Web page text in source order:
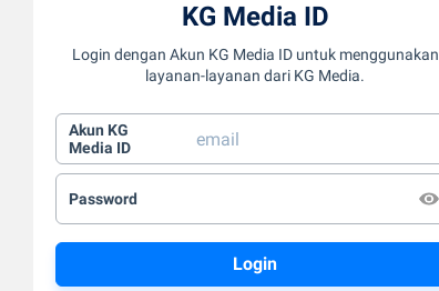
KG Media ID
Login dengan Akun KG Media ID untuk menggunakan
layanan-layanan dari KG Media.
Akun KG
Media ID
Password